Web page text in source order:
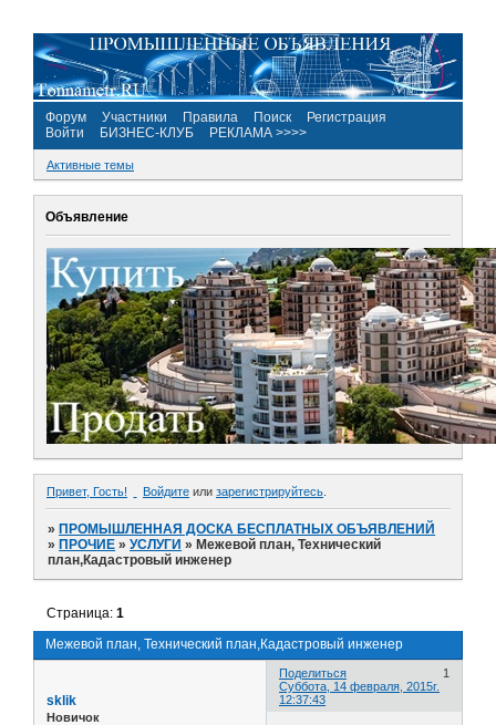
Форум Участники Правила Поиск
Регистрация
Войти
БИЗНЕС-КЛУБ РЕКЛАМА >>>>
Активные темы
Объявление
Привет, Гость! Войдите или зарегистрируйтесь
»ПРОМЫШЛЕННАЯ ДОСКА БЕСПЛАТНЫХ ОБЪЯВЛЕНИЙ
»ПРОЧИЕ »УСЛУГИ »Межевой план, Технический
план,Кадастровый инженер
Межевой план, Технический план,Кадастровый инженер
Страница:1
Поделиться
1
Суббота, 14 февраля, 2015г.
12:37:43
sklik
Новичок